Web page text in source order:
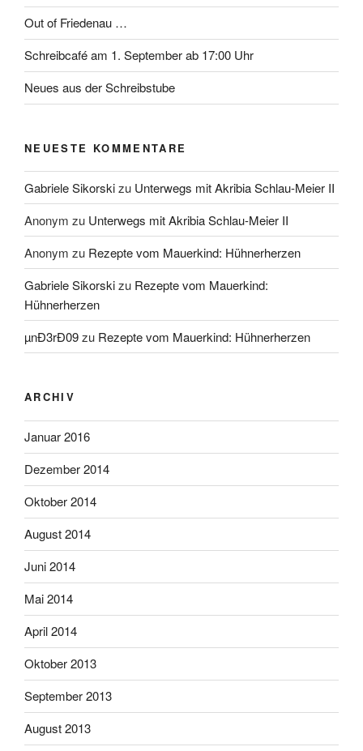
Out of Friedenau …
Schreibcafé am 1. September ab 17:00 Uhr
Neues aus der Schreibstube
NEUESTE KOMMENTARE
Gabriele Sikorskizu Unterwegs mit Akribia Schlau-Meier II
Anonym zu Unterwegs mit Akribia Schlau-Meier II
Anonym zu Rezepte vom Mauerkind: Hühnerherzen
Gabriele Sikorskizu Rezepte vom Mauerkind:
Hühnerherzen
µnÐ3rÐ09zu Rezepte vom Mauerkind: Hühnerherzen
ARCHIV
Januar 2016
Dezember 2014
Oktober 2014
August 2014
Juni 2014
Mai 2014
April 2014
Oktober 2013
September 2013
August 2013